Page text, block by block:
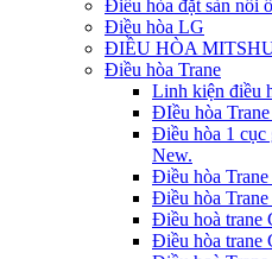
Điều hòa đặt sàn
Điều hòa LG
ĐIỀU HÒA
Điều hòa Trane
Linh kiện điều
ĐIều hòa
Điều hòa 1
New.
Điều hòa
Điều hòa
Điều hoà
Điều hòa trane